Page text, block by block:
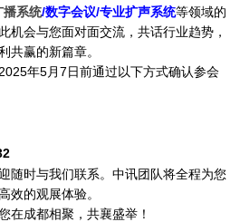
播系统/数字会议/专业扩声系统等领域的
机会与您面对面交流，共话行业趋势，
共赢的新篇章。
年5月7日前通过以下方式确认参会
随时与我们联系。中讯团队将全程为您
效的观展体验。
在成都相聚，共襄盛举！